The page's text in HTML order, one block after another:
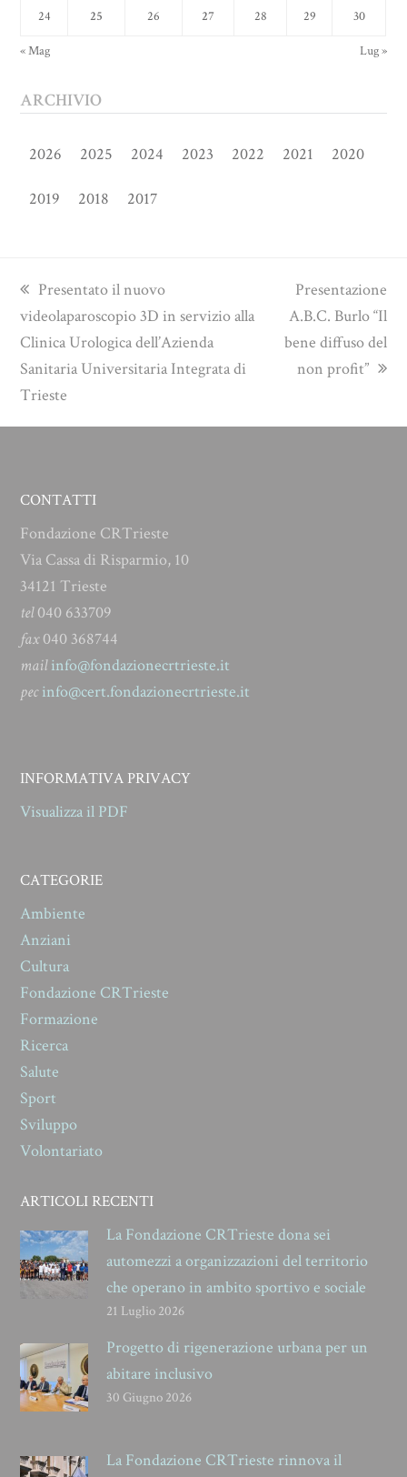
24 25 26 27 28 29 30
« Mag Lug »
ARCHIVIO
2026 2025 2024 2023 2022 2021 2020
2019 2018 2017
previous
post:
Presentato il nuovo
videolaparoscopio 3D in servizio alla
Clinica Urologica dell’Azienda
Sanitaria Universitaria Integrata di
Trieste
next
post:
Presentazione
A.B.C. Burlo “Il
bene diffuso del
non profit”
CONTATTI
Fondazione CRTrieste
Via Cassa di Risparmio, 10
34121 Trieste
tel040 633709
fax040 368744
mailinfo@fondazionecrtrieste.it
pecinfo@cert.fondazionecrtrieste.it
INFORMATIVA PRIVACY
Visualizza il PDF
CATEGORIE
Ambiente
Anziani
Cultura
Fondazione CRTrieste
Formazione
Ricerca
Salute
Sport
Sviluppo
Volontariato
ARTICOLI RECENTI
La Fondazione CRTrieste dona sei
automezzi a organizzazioni del territorio
che operano in ambito sportivo e sociale
21 Luglio 2026
Progetto di rigenerazione urbana per un
abitare inclusivo
30 Giugno 2026
La Fondazione CRTrieste rinnova il